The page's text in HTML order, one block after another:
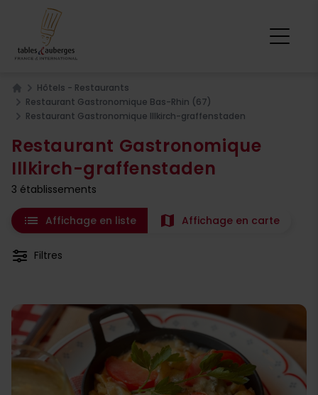
Home
Hôtels - Restaurants
Restaurant Gastronomique Bas-Rhin (67)
Restaurant Gastronomique Illkirch-graffenstaden
Restaurant Gastronomique
Illkirch-graffenstaden
3 établissements
list Affichage en liste map Affichage en carte
Filtres